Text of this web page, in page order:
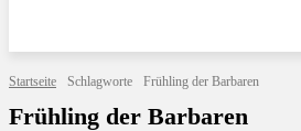
Startseite Schlagworte Frühling der Barbaren
Frühling der Barbaren